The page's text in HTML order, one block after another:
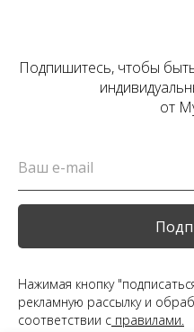
Подпишитесь, чтобы
от
Нажимая кнопку
рекламную рассылку и
соответствии с правилами.